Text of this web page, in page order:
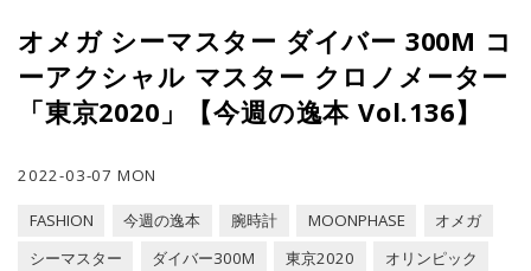
オメガ シーマスター ダイバー 300M コ
ーアクシャル マスター クロノメーター
「東京2020」【今週の逸本 Vol.136】
2022-03-07 MON
FASHION 今週の逸本 腕時計 MOONPHASE
オメガ
シーマスター
ダイバー300M 東京2020 オリンピック